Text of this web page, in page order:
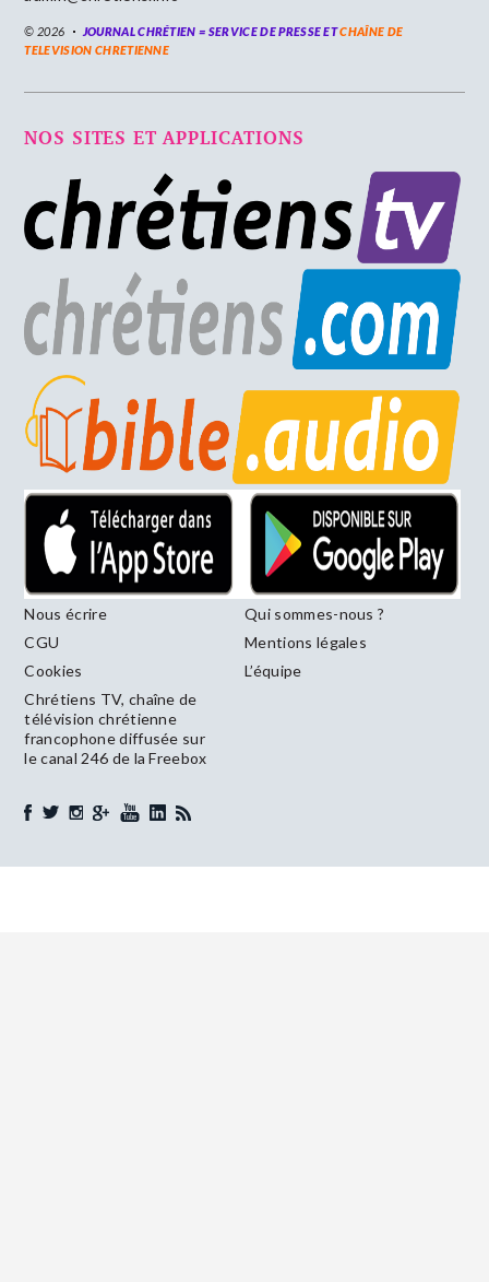
© 2026 JOURNAL CHRÉTIEN = SERVICE DE PRESSE ETCHAÎNE DE
TELEVISION CHRETIENNE
NOS SITES ET APPLICATIONS
Nous écrire
Qui sommes-nous ?
CGU
Mentions légales
Cookies
L’équipe
Chrétiens TV, chaîne de
télévision chrétienne
francophone diffusée sur
le canal 246 de la Freebox